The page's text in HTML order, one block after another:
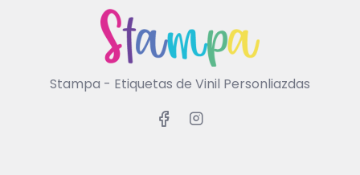
Stampa - Etiquetas de Vinil Personliazdas